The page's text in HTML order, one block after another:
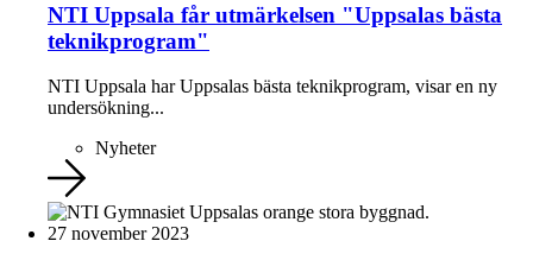
NTI Uppsala får utmärkelsen "Uppsalas bästa
teknikprogram"
NTI Uppsala har Uppsalas bästa teknikprogram, visar en ny
undersökning...
Nyheter
27 november 2023